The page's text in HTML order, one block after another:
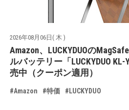
2026年08月06日( 木 )
Amazon、LUCKYDUOの
ルバッテリー「LUCKYDUO
売中（クーポン適用）
#Amazon #特価 #LUCKYDUO